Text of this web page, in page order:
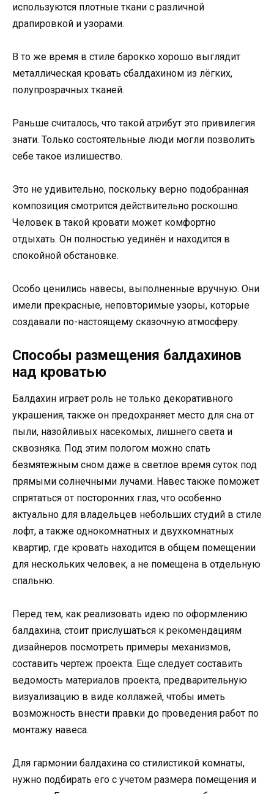
используются плотные ткани с различной
драпировкой и узорами.
В то же время в стиле барокко хорошо выглядит
металлическая кровать сбалдахином из лёгких,
полупрозрачных тканей.
Раньше считалось, что такой атрибут это привилегия
знати. Только состоятельные люди могли позволить
себе такое излишество.
Это не удивительно, поскольку верно подобранная
композиция смотрится действительно роскошно.
Человек в такой кровати может комфортно
отдыхать. Он полностью уединён и находится в
спокойной обстановке.
Особо ценились навесы, выполненные вручную. Они
имели прекрасные, неповторимые узоры, которые
создавали по-настоящему сказочную атмосферу.
Способы размещения балдахинов
над кроватью
Балдахин играет роль не только декоративного
украшения, также он предохраняет место для сна от
пыли, назойливых насекомых, лишнего света и
сквозняка. Под этим пологом можно спать
безмятежным сном даже в светлое время суток под
прямыми солнечными лучами. Навес также поможет
спрятаться от посторонних глаз, что особенно
актуально для владельцев небольших студий в стиле
лофт, а также однокомнатных и двухкомнатных
квартир, где кровать находится в общем помещении
для нескольких человек, а не помещена в отдельную
спальню.
Перед тем, как реализовать идею по оформлению
балдахина, стоит прислушаться к рекомендациям
дизайнеров посмотреть примеры механизмов,
составить чертеж проекта. Еще следует составить
ведомость материалов проекта, предварительную
визуализацию в виде коллажей, чтобы иметь
возможность внести правки до проведения работ по
монтажу навеса.
Для гармонии балдахина со стилистикой комнаты,
нужно подбирать его с учетом размера помещения и